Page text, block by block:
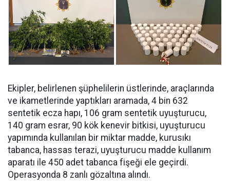
Ekipler, belirlenen şüphelilerin üstlerinde, araçlarında
ve ikametlerinde yaptıkları aramada, ⁠4 bin 632
sentetik ecza hapı, 106 gram sentetik uyuşturucu,
140 gram esrar, 90 kök kenevir bitkisi, uyuşturucu
yapımında kullanılan bir miktar madde, kurusıkı
tabanca, hassas terazi, uyuşturucu madde kullanım
aparatı ile 450 adet tabanca fişeği ele geçirdi.
Operasyonda 8 zanlı gözaltına alındı.